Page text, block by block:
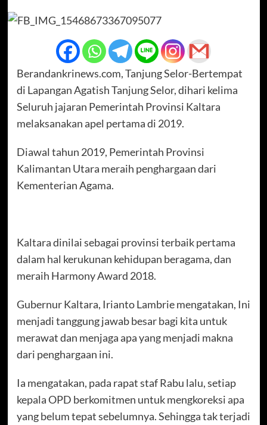
Berandankrinews.com, Tanjung Selor-Bertempat
di Lapangan Agatish Tanjung Selor, dihari kelima
Seluruh jajaran Pemerintah Provinsi Kaltara
melaksanakan apel pertama di 2019.
Diawal tahun 2019, Pemerintah Provinsi
Kalimantan Utara meraih penghargaan dari
Kementerian Agama.
Kaltara dinilai sebagai provinsi terbaik pertama
dalam hal kerukunan kehidupan beragama, dan
meraih Harmony Award 2018.
Gubernur Kaltara, Irianto Lambrie mengatakan, Ini
menjadi tanggung jawab besar bagi kita untuk
merawat dan menjaga apa yang menjadi makna
dari penghargaan ini.
Ia mengatakan, pada rapat staf Rabu lalu, setiap
kepala OPD berkomitmen untuk mengkoreksi apa
yang belum tepat sebelumnya. Sehingga tak terjadi